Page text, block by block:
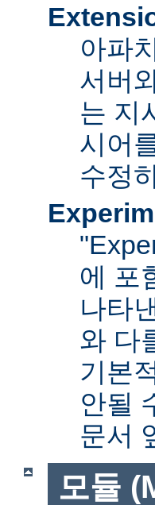
아파
서버
는 지
시어
수정
에 포
나타
와 다
기본
안될
문서
모듈